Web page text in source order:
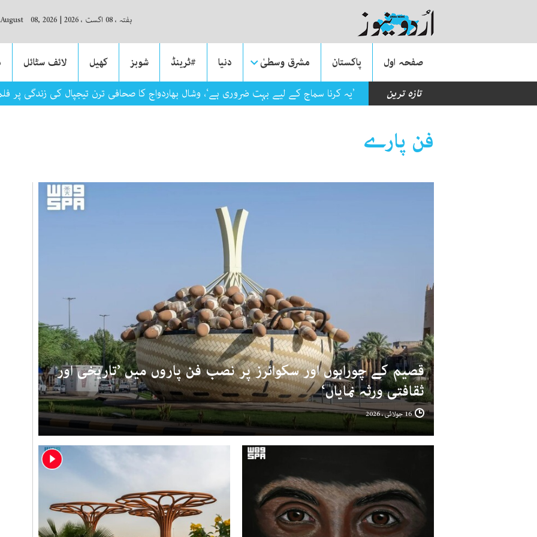
ہفتہ ، 08 اگست ، 2026 |
08, 2026
صفحہ اول پاکستان مشرق وسطیٰ دنیا #ٹرینڈ شوبز کھیل لائف سٹائل
تازہ ترین
’یہ کرنا سماج کے لیے بہت ضروری ہے‘، وشال بھاردواج کا صحافی ترن تیجپال کی زندگی پر فلم
فن پارے
قصیم کے چوراہوں اور سکوائرز پر نصب فن پاروں میں ’تاریخی اور
ثقافتی ورثہ نمایاں‘
16 جولائی ، 2026